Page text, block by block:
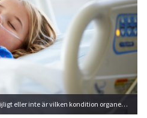
Det som avgör om donation är möjligt eller inte är vilken kondition organen och vävnaderna är i, donatorns ålder är inte av betydelse. Foto: Shutterstock